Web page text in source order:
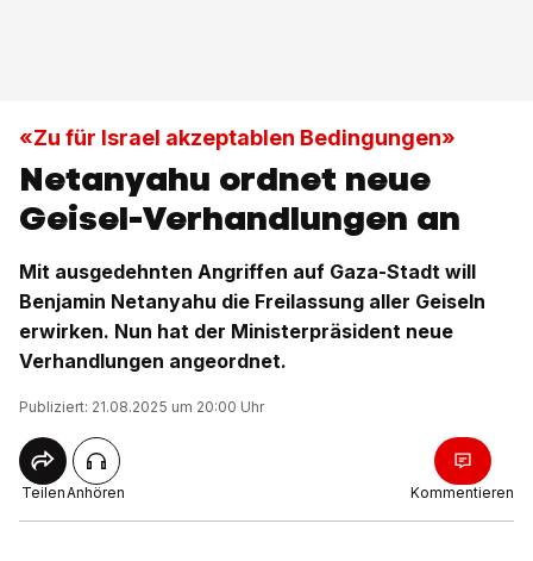
«Zu für Israel akzeptablen Bedingungen»
Netanyahu ordnet neue
Geisel-Verhandlungen an
Mit ausgedehnten Angriffen auf Gaza-Stadt will
Benjamin Netanyahu die Freilassung aller Geiseln
erwirken. Nun hat der Ministerpräsident neue
Verhandlungen angeordnet.
Publiziert: 21.08.2025 um 20:00 Uhr
TeilenAnhören Kommentieren